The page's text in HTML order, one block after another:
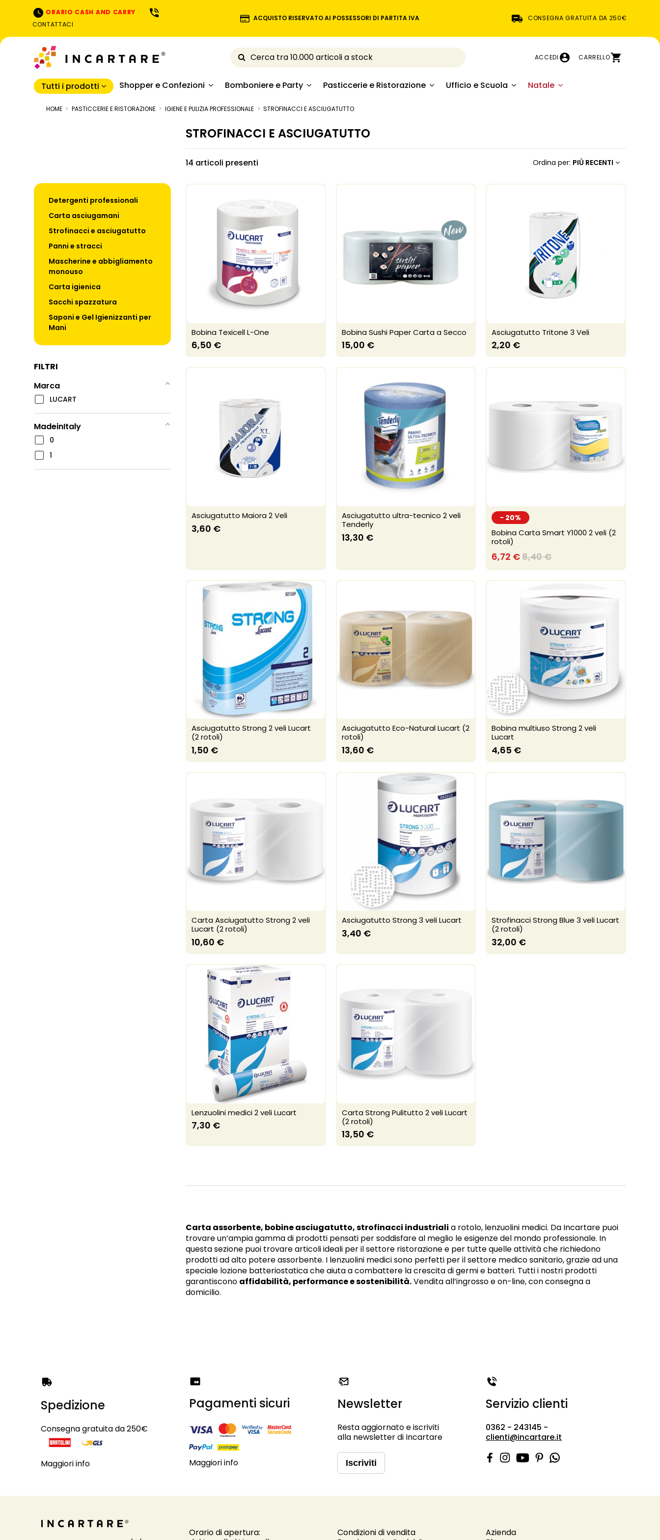
ORARIO CASH AND CARRY
CONTATTACI
ACQUISTO RISERVATO AI POSSESSORI DI PARTITA IVA CONSEGNA GRATUITA DA 250€
ACCEDI CARRELLO
Tutti i prodotti Shopper e Confezioni Bomboniere e Party Pasticcerie e Ristorazione Ufficio e Scuola Natale
HOME PASTICCERIE E RISTORAZIONE IGIENE E PULIZIA PROFESSIONALE STROFINACCI E ASCIUGATUTTO
STROFINACCI E ASCIUGATUTTO
14 articoli presenti Ordina per: PIÙ RECENTI
Bobina Texicell L-One
6,50 €
Bobina Sushi Paper Carta a Secco
15,00 €
Asciugatutto Tritone 3 Veli
2,20 €
Asciugatutto Maiora 2 Veli
3,60 €
Asciugatutto ultra-tecnico 2 veli
Tenderly
13,30 €
- 20%
Bobina Carta Smart Y1000 2 veli (2
rotoli)
6,72 €8,40 €
Asciugatutto Strong 2 veli Lucart
(2 rotoli)
1,50 €
Asciugatutto Eco-Natural Lucart (2
rotoli)
13,60 €
Bobina multiuso Strong 2 veli
Lucart
4,65 €
Carta Asciugatutto Strong 2 veli
Lucart (2 rotoli)
10,60 €
Asciugatutto Strong 3 veli Lucart
3,40 €
Strofinacci Strong Blue 3 veli Lucart
(2 rotoli)
32,00 €
Lenzuolini medici 2 veli Lucart
7,30 €
Carta Strong Pulitutto 2 veli Lucart
(2 rotoli)
13,50 €
Carta assorbente, bobine asciugatutto, strofinacci industriali a rotolo, lenzuolini medici. Da Incartare puoi
trovare un’ampia gamma di prodotti pensati per soddisfare al meglio le esigenze del mondo professionale. In
questa sezione puoi trovare articoli ideali per il settore ristorazione e per tutte quelle attività che richiedono
prodotti ad alto potere assorbente. I lenzuolini medici sono perfetti per il settore medico sanitario, grazie ad una
speciale lozione batteriostatica che aiuta a combattere la crescita di germi e batteri. Tutti i nostri prodotti
garantiscono affidabilità, performance e sostenibilità.Vendita all’ingrosso e on-line, con consegna a
domicilio.
Detergenti professionali
Carta asciugamani
Strofinacci e asciugatutto
Panni e stracci
Mascherine e abbigliamento
monouso
Carta igienica
Sacchi spazzatura
Saponi e Gel Igienizzanti per
Mani
FILTRI
Marca
LUCART
MadeinItaly
0
1
Spedizione
Consegna gratuita da 250€
Maggiori info
Pagamenti sicuri
Maggiori info
Newsletter
Resta aggiornato e iscriviti
alla newsletter di Incartare
Iscriviti
Servizio clienti
0362 - 243145 -
clienti@incartare.it
Orario di apertura:
Condizioni di vendita
Azienda